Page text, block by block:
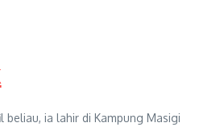
ia lahir di Kampung Masigi